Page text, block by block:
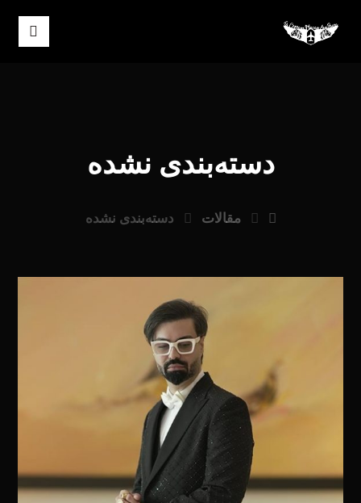
دسته‌بندی نشده
مقالات دسته‌بندی نشده